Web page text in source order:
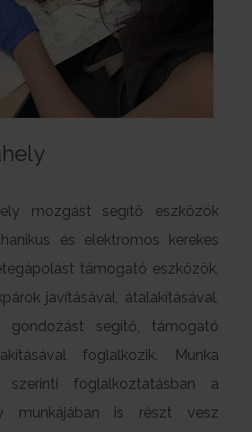
mozgást segítő eszközök
és elektromos kerekes
támogató eszközök,
javításával, átalakításával,
segítő, támogató
foglalkozik. Munka
szerinti foglalkoztatásban a
munkájában is részt vesz